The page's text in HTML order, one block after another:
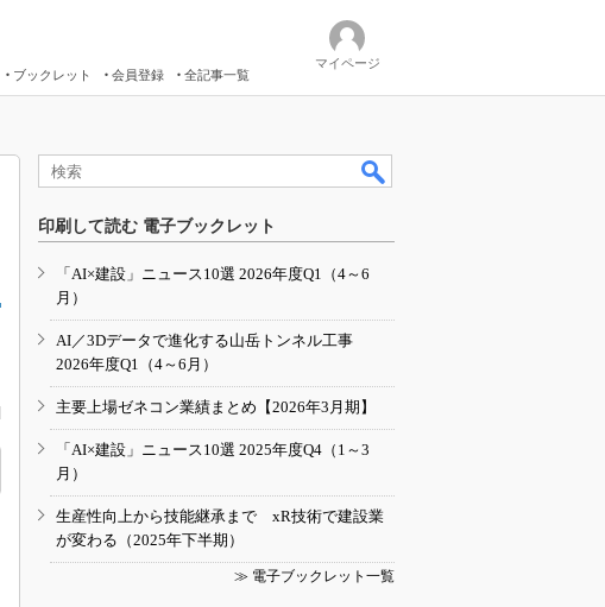
ブックレット 会員登録 全記事一覧
マイページ
印刷して読む 電子ブックレット
「AI×建設」ニュース10選 2026年度Q1（4～6
月）
AI／3Dデータで進化する山岳トンネル工事
2026年度Q1（4～6月）
主要上場ゼネコン業績まとめ【2026年3月期】
「AI×建設」ニュース10選 2025年度Q4（1～3
月）
生産性向上から技能継承まで xR技術で建設業
が変わる（2025年下半期）
≫ 電子ブックレット一覧